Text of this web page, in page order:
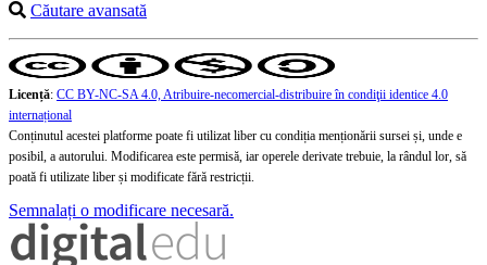
Căutare avansată
Licență: CC BY-NC-SA 4.0, Atribuire-necomercial-distribuire în condiţii identice 4.0
internațional
Conținutul acestei platforme poate fi utilizat liber cu condiția menționării sursei și, unde e
posibil, a autorului. Modificarea este permisă, iar operele derivate trebuie, la rândul lor, să
poată fi utilizate liber și modificate fără restricții.
Semnalați o modificare necesară.